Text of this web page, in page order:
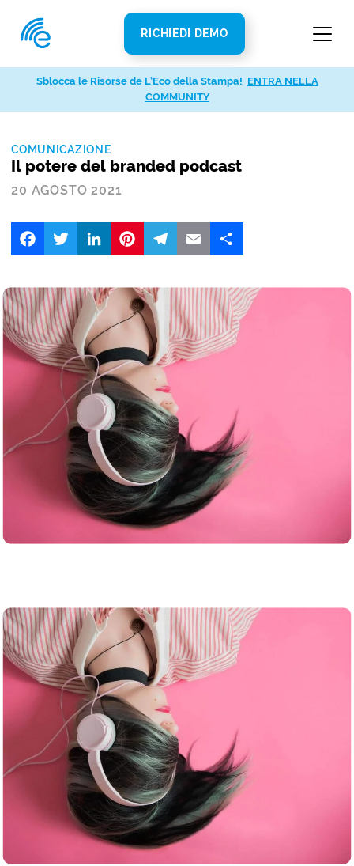
RICHIEDI DEMO
COMUNICAZIONE
Il potere del branded podcast
20 AGOSTO 2021
FacebookTwitter LinkedIn
Sblocca le Risorse de L’Eco della Stampa! ENTRA NELLA
COMMUNITY